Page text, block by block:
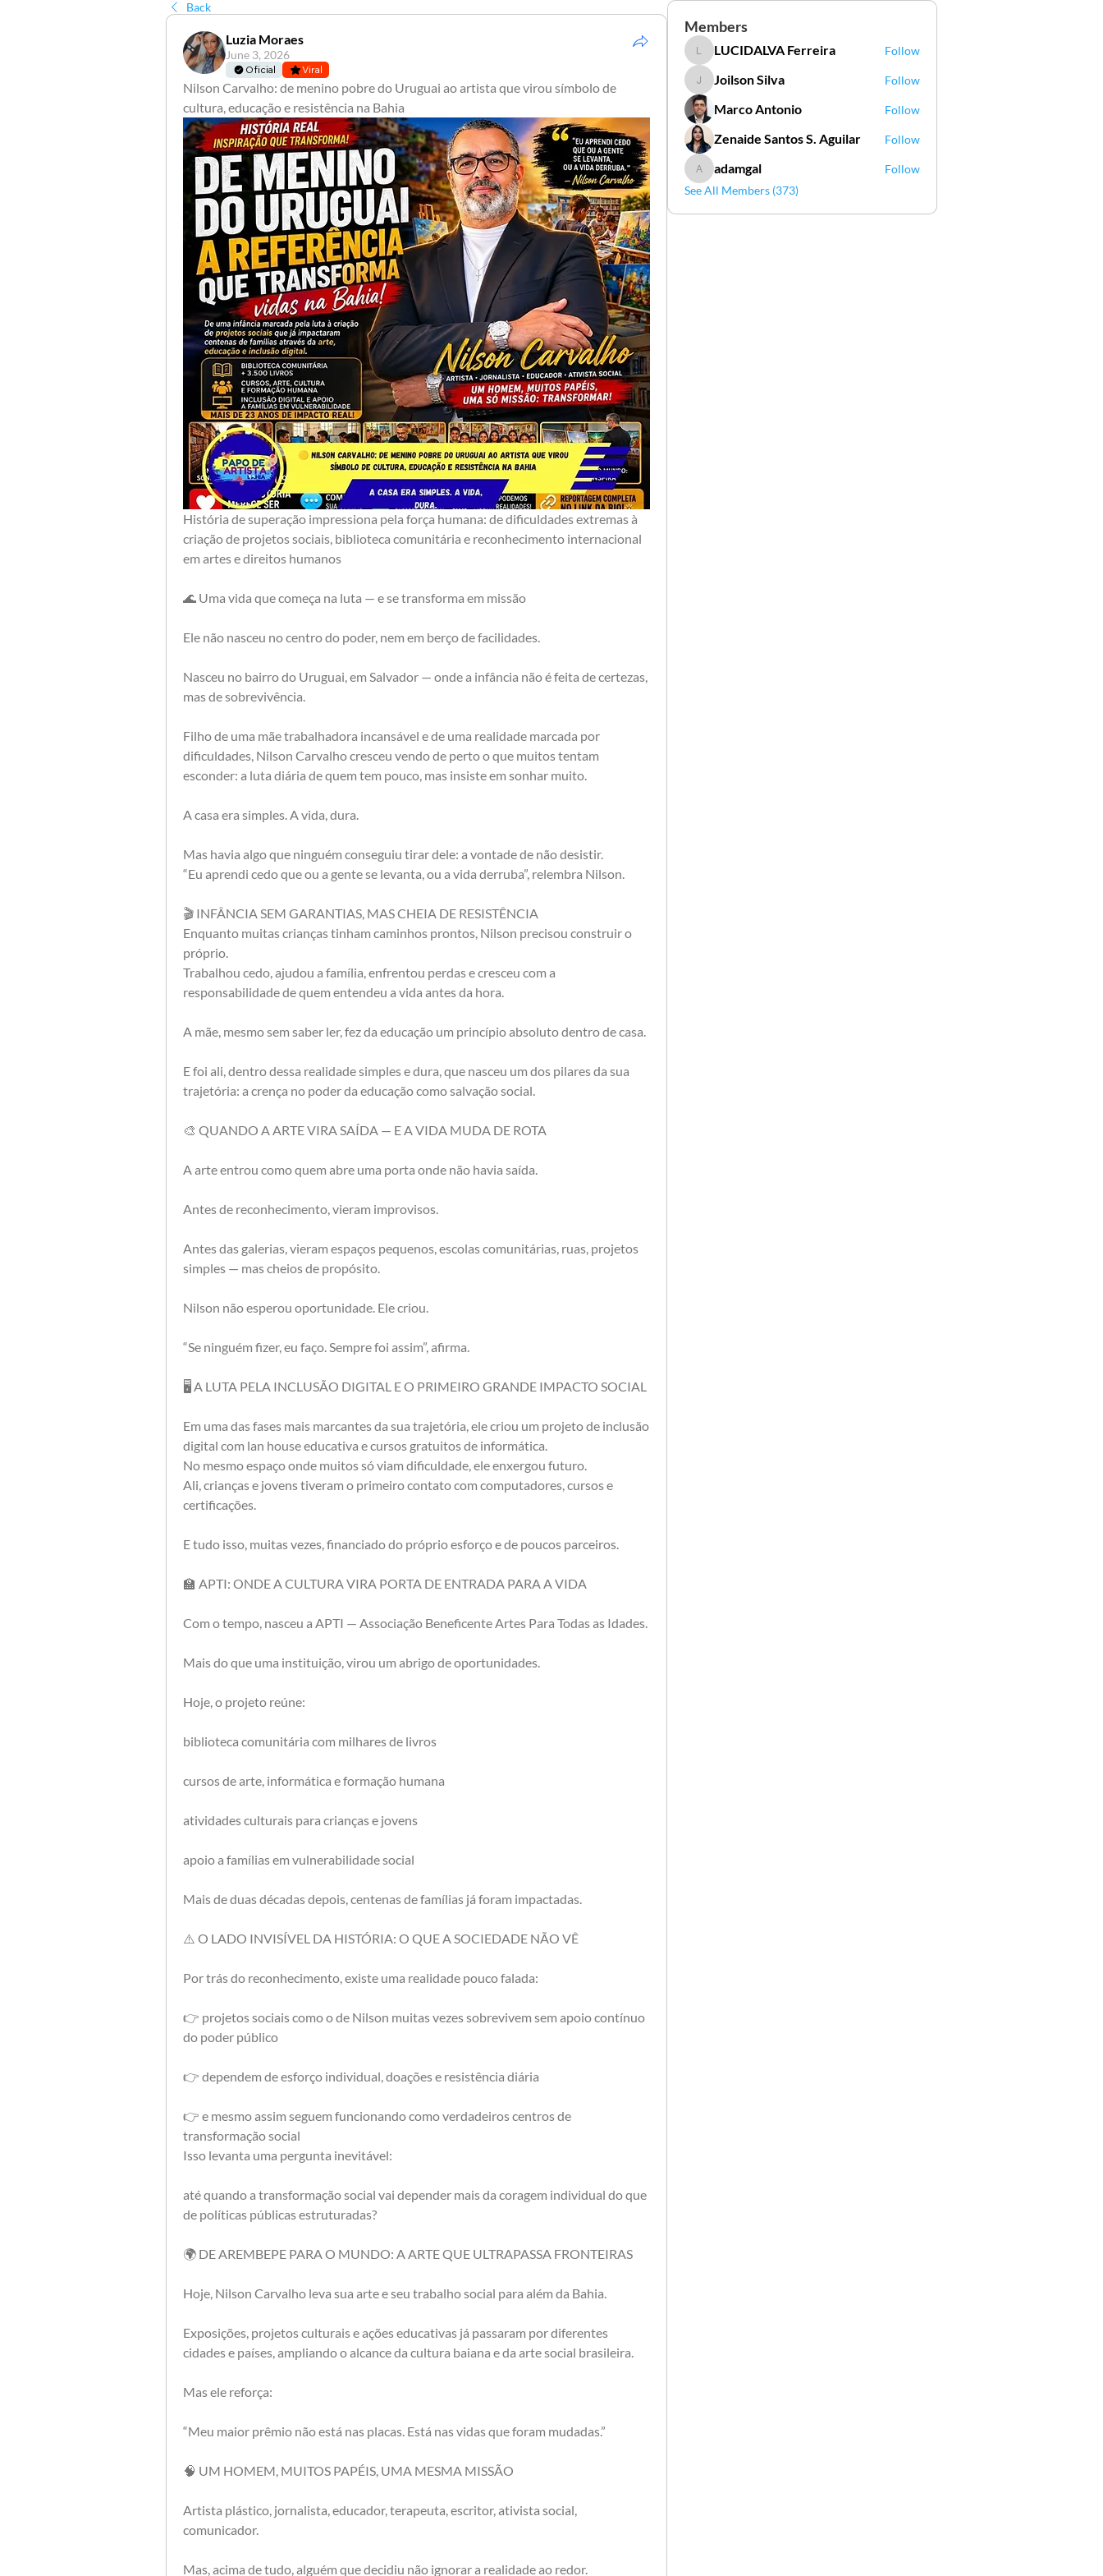
Back
Luzia Moraes
June 3, 2026
Oficial Viral
Nilson Carvalho: de menino pobre do Uruguai ao artista que virou símbolo de
cultura, educação e resistência na Bahia
História de superação impressiona pela força humana: de dificuldades extremas à
criação de projetos sociais, biblioteca comunitária e reconhecimento internacional
em artes e direitos humanos
🌊 Uma vida que começa na luta — e se transforma em missão
Ele não nasceu no centro do poder, nem em berço de facilidades.
Nasceu no bairro do Uruguai, em Salvador — onde a infância não é feita de certezas,
mas de sobrevivência.
Filho de uma mãe trabalhadora incansável e de uma realidade marcada por
dificuldades, Nilson Carvalho cresceu vendo de perto o que muitos tentam
esconder: a luta diária de quem tem pouco, mas insiste em sonhar muito.
A casa era simples. A vida, dura.
Mas havia algo que ninguém conseguiu tirar dele: a vontade de não desistir.
“Eu aprendi cedo que ou a gente se levanta, ou a vida derruba”, relembra Nilson.
🎬 INFÂNCIA SEM GARANTIAS, MAS CHEIA DE RESISTÊNCIA
Enquanto muitas crianças tinham caminhos prontos, Nilson precisou construir o
próprio.
Trabalhou cedo, ajudou a família, enfrentou perdas e cresceu com a
responsabilidade de quem entendeu a vida antes da hora.
A mãe, mesmo sem saber ler, fez da educação um princípio absoluto dentro de casa.
E foi ali, dentro dessa realidade simples e dura, que nasceu um dos pilares da sua
trajetória: a crença no poder da educação como salvação social.
🎨 QUANDO A ARTE VIRA SAÍDA — E A VIDA MUDA DE ROTA
A arte entrou como quem abre uma porta onde não havia saída.
Antes de reconhecimento, vieram improvisos.
Antes das galerias, vieram espaços pequenos, escolas comunitárias, ruas, projetos
simples — mas cheios de propósito.
Nilson não esperou oportunidade. Ele criou.
“Se ninguém fizer, eu faço. Sempre foi assim”, afirma.
🖥️ A LUTA PELA INCLUSÃO DIGITAL E O PRIMEIRO GRANDE IMPACTO SOCIAL
Em uma das fases mais marcantes da sua trajetória, ele criou um projeto de inclusão
digital com lan house educativa e cursos gratuitos de informática.
No mesmo espaço onde muitos só viam dificuldade, ele enxergou futuro.
Ali, crianças e jovens tiveram o primeiro contato com computadores, cursos e
certificações.
E tudo isso, muitas vezes, financiado do próprio esforço e de poucos parceiros.
🏫 APTI: ONDE A CULTURA VIRA PORTA DE ENTRADA PARA A VIDA
Com o tempo, nasceu a APTI — Associação Beneficente Artes Para Todas as Idades.
Mais do que uma instituição, virou um abrigo de oportunidades.
Hoje, o projeto reúne:
biblioteca comunitária com milhares de livros
cursos de arte, informática e formação humana
atividades culturais para crianças e jovens
apoio a famílias em vulnerabilidade social
Mais de duas décadas depois, centenas de famílias já foram impactadas.
⚠️ O LADO INVISÍVEL DA HISTÓRIA: O QUE A SOCIEDADE NÃO VÊ
Por trás do reconhecimento, existe uma realidade pouco falada:
👉 projetos sociais como o de Nilson muitas vezes sobrevivem sem apoio contínuo
do poder público
👉 dependem de esforço individual, doações e resistência diária
👉 e mesmo assim seguem funcionando como verdadeiros centros de
transformação social
Isso levanta uma pergunta inevitável:
até quando a transformação social vai depender mais da coragem individual do que
de políticas públicas estruturadas?
🌍 DE AREMBEPE PARA O MUNDO: A ARTE QUE ULTRAPASSA FRONTEIRAS
Hoje, Nilson Carvalho leva sua arte e seu trabalho social para além da Bahia.
Exposições, projetos culturais e ações educativas já passaram por diferentes
cidades e países, ampliando o alcance da cultura baiana e da arte social brasileira.
Mas ele reforça:
“Meu maior prêmio não está nas placas. Está nas vidas que foram mudadas.”
🧠 UM HOMEM, MUITOS PAPÉIS, UMA MESMA MISSÃO
Artista plástico, jornalista, educador, terapeuta, escritor, ativista social,
comunicador.
Mas, acima de tudo, alguém que decidiu não ignorar a realidade ao redor.
Members
LUCIDALVA Ferreira
LUCIDALVA Ferreira Follow
Joilson Silva
Joilson Silva Follow
Marco Antonio Follow
Zenaide Santos S. Aguilar Follow
adamgal
adamgal
Follow
See All Members (373)